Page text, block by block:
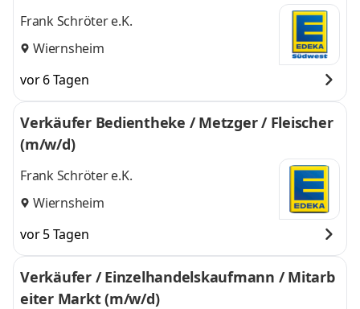
Frank Schröter e.K.
Wiernsheim
vor 6 Tagen
Verkäufer Bedientheke / Metzger / Fleischer
(m/w/d)
Frank Schröter e.K.
Wiernsheim
vor 5 Tagen
Verkäufer / Einzelhandelskaufmann / Mitarb
eiter Markt (m/w/d)